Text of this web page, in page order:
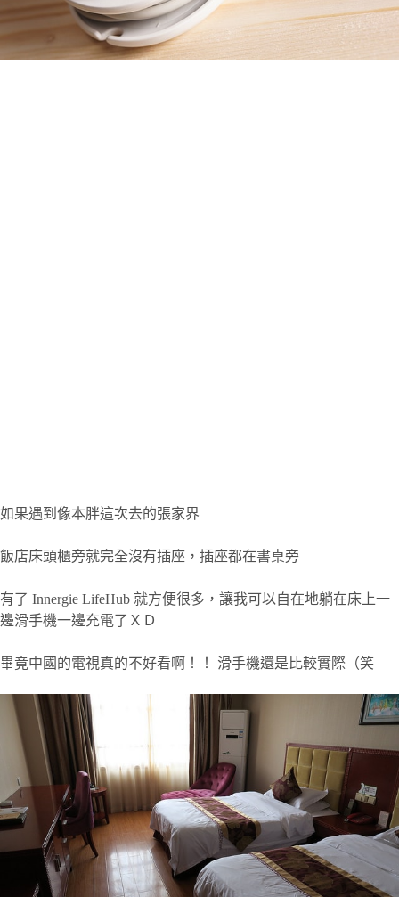
如果遇到像本胖這次去的張家界
飯店床頭櫃旁就完全沒有插座，插座都在書桌旁
有了 Innergie LifeHub 就方便很多，讓我可以自在地躺在床上一
邊滑手機一邊充電了ＸＤ
畢竟中國的電視真的不好看啊！！ 滑手機還是比較實際（笑